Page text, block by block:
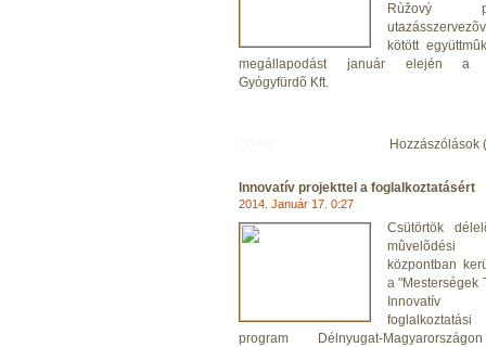
Rùžový
kötött
megállapodást január elején a
Gyógyfürdõ Kft.
Hozzászólások
Innovatív projekttel a foglalkoztatásért
2014. Január 17. 0:27
Csütörtök
mûvelõdési
központban
a "Mesterségek
Innovatív
foglalkoztatási
program Délnyugat-